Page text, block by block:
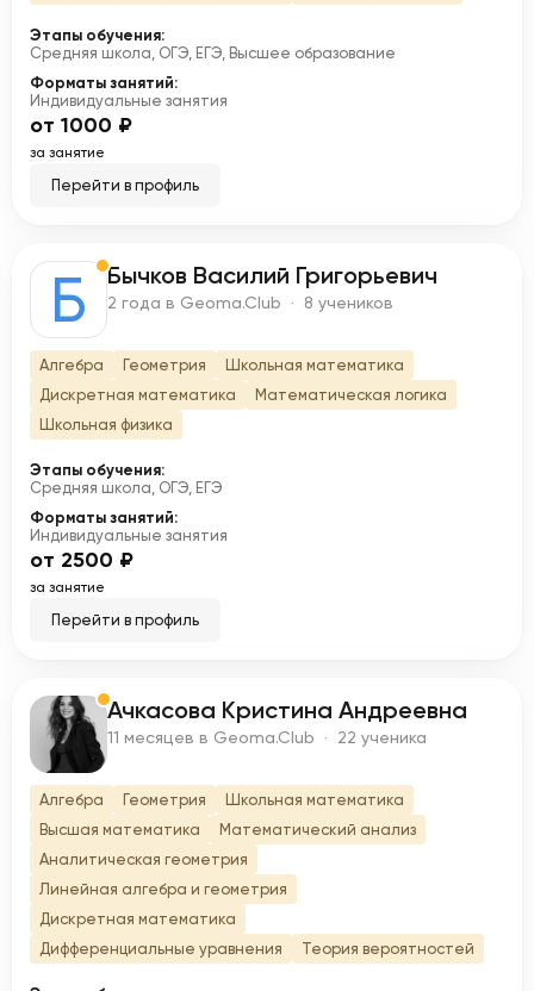
Этапы обучения:
Средняя школа, ОГЭ, ЕГЭ, Высшее образование
Форматы занятий:
Индивидуальные занятия
от 1000 ₽
за занятие
Перейти в профиль
Б Бычков Василий Григорьевич
2 года в Geoma.Club · 8 учеников
Алгебра Геометрия
Школьная математика
Дискретная математика
Математическая логика
Школьная физика
Этапы обучения:
Средняя школа, ОГЭ, ЕГЭ
Форматы занятий:
Индивидуальные занятия
от 2500 ₽
за занятие
Перейти в профиль
А Ачкасова Кристина Андреевна
11 месяцев в Geoma.Club · 22 ученика
Алгебра Геометрия
Школьная математика
Высшая математика
Математический анализ
Аналитическая геометрия
Линейная алгебра и геометрия
Дискретная математика
Дифференциальные уравнения
Теория вероятностей